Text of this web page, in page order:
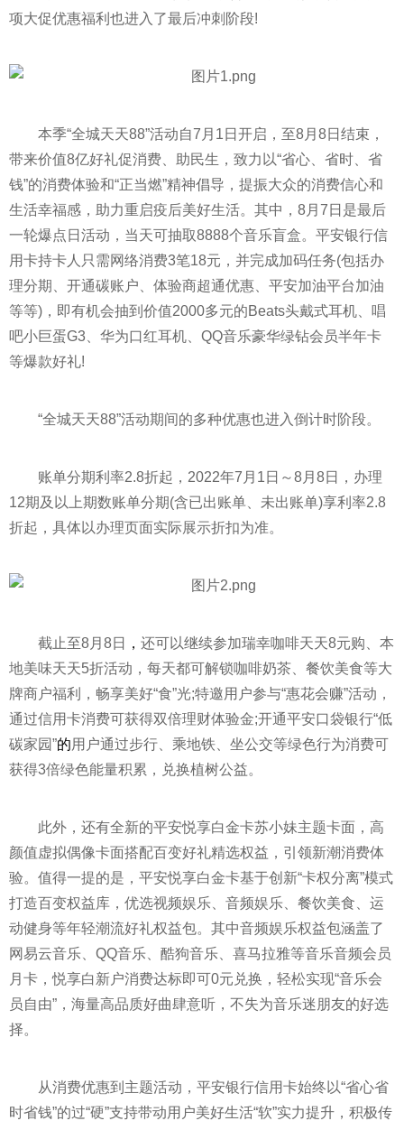
项大促优惠福利也进入了最后冲刺阶段!
本季“全城天天88”活动自7月1日开启，至8月8日结束，
带来价值8亿好礼促消费、助民生，致力以“省心、省时、省
钱”的消费体验和“正当燃”精神倡导，提振大众的消费信心和
生活幸福感，助力重启疫后美好生活。其中，8月7日是最后
一轮爆点日活动，当天可抽取8888个音乐盲盒。平安银行信
用卡持卡人只需网络消费3笔18元，并完成加码任务(包括办
理分期、开通碳账户、体验商超通优惠、平安加油平台加油
等等)，即有机会抽到价值2000多元的Beats头戴式耳机、唱
吧小巨蛋G3、华为口红耳机、QQ音乐豪华绿钻会员半年卡
等爆款好礼!
“全城天天88”活动期间的多种优惠也进入倒计时阶段。
账单分期利率2.8折起，2022年7月1日～8月8日，办理
12期及以上期数账单分期(含已出账单、未出账单)享利率2.8
折起，具体以办理页面实际展示折扣为准。
截止至8月8日 ， 还可以继续参加瑞幸咖啡天天8元购、本
地美味天天5折活动，每天都可解锁咖啡奶茶、餐饮美食等大
牌商户福利，畅享美好“食”光;特邀用户参与“惠花会赚”活动，
通过信用卡消费可获得双倍理财体验金;开通平安口袋银行“低
碳家园”的用户通过步行、乘地铁、坐公交等绿色行为消费可
获得3倍绿色能量积累，兑换植树公益。
此外，还有全新的平安悦享白金卡苏小妹主题卡面，高
颜值虚拟偶像卡面搭配百变好礼精选权益，引领新潮消费体
验。值得一提的是，平安悦享白金卡基于创新“卡权分离”模式
打造百变权益库，优选视频娱乐、音频娱乐、餐饮美食、运
动健身等年轻潮流好礼权益包。其中音频娱乐权益包涵盖了
网易云音乐、QQ音乐、酷狗音乐、喜马拉雅等音乐音频会员
月卡，悦享白新户消费达标即可0元兑换，轻松实现“音乐会
员自由”，海量高品质好曲肆意听，不失为音乐迷朋友的好选
择。
从消费优惠到主题活动，平安银行信用卡始终以“省心省
时省钱”的过“硬”支持带动用户美好生活“软”实力提升，积极传